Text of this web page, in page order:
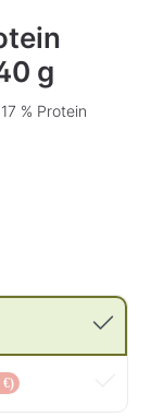
g
% Protein
€)